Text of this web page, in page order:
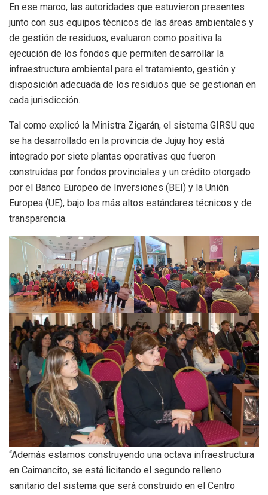
En ese marco, las autoridades que estuvieron presentes
junto con sus equipos técnicos de las áreas ambientales y
de gestión de residuos, evaluaron como positiva la
ejecución de los fondos que permiten desarrollar la
infraestructura ambiental para el tratamiento, gestión y
disposición adecuada de los residuos que se gestionan en
cada jurisdicción.
Tal como explicó la Ministra Zigarán, el sistema GIRSU que
se ha desarrollado en la provincia de Jujuy hoy está
integrado por siete plantas operativas que fueron
construidas por fondos provinciales y un crédito otorgado
por el Banco Europeo de Inversiones (BEI) y la Unión
Europea (UE), bajo los más altos estándares técnicos y de
transparencia.
“Además estamos construyendo una octava infraestructura
en Caimancito, se está licitando el segundo relleno
sanitario del sistema que será construido en el Centro